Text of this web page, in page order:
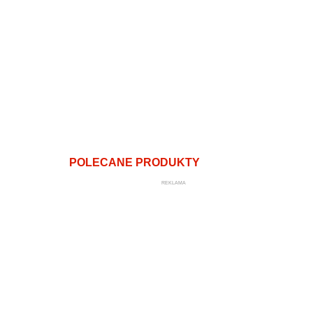
POLECANE PRODUKTY
REKLAMA